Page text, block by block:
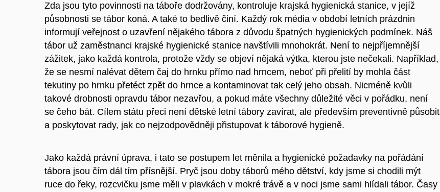
Zda jsou tyto povinnosti na táboře dodržovány, kontroluje krajská hygienická stanice, v jejíž
působnosti se tábor koná. A také to bedlivě činí. Každý rok média v období letních prázdnin
informují veřejnost o uzavření nějakého tábora z důvodu špatných hygienických podmínek. Náš
tábor už zaměstnanci krajské hygienické stanice navštívili mnohokrát. Není to nejpříjemnější
zážitek, jako každá kontrola, protože vždy se objeví nějaká výtka, kterou jste nečekali. Například,
že se nesmí nalévat dětem čaj do hrnku přímo nad hrncem, neboť při přelití by mohla část
tekutiny po hrnku přetéct zpět do hrnce a kontaminovat tak celý jeho obsah. Nicméně kvůli
takové drobnosti opravdu tábor nezavřou, a pokud máte všechny důležité věci v pořádku, není
se čeho bát. Cílem státu přeci není dětské letní tábory zavírat, ale především preventivně působit
a poskytovat rady, jak co nejzodpovědněji přistupovat k táborové hygieně.
Jako každá právní úprava, i tato se postupem let měnila a hygienické požadavky na pořádání
tábora jsou čím dál tím přísnější. Pryč jsou doby táborů mého dětství, kdy jsme si chodili mýt
ruce do řeky, rozcvičku jsme měli v plavkách v mokré trávě a v noci jsme sami hlídali tábor. Časy